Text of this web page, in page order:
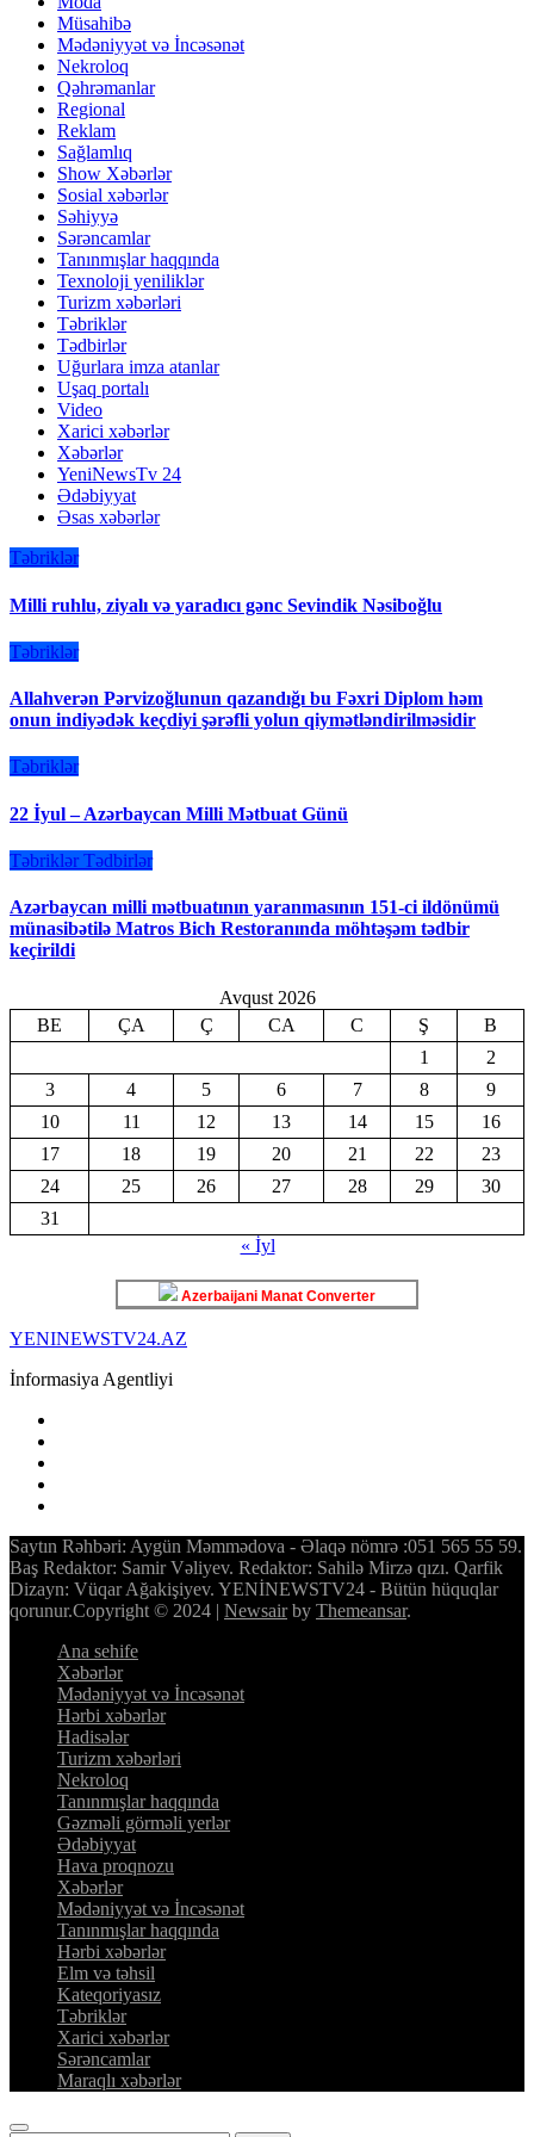
Müsahibə
Mədəniyyət və İncəsənət
Nekroloq
Qəhrəmanlar
Regional
Reklam
Sağlamlıq
Show Xəbərlər
Sosial xəbərlər
Səhiyyə
Sərəncamlar
Tanınmışlar haqqında
Texnoloji yeniliklər
Turizm xəbərləri
Təbriklər
Tədbirlər
Uğurlara imza atanlar
Uşaq portalı
Video
Xarici xəbərlər
Xəbərlər
YeniNewsTv 24
Ədəbiyyat
Əsas xəbərlər
Təbriklər
Milli ruhlu, ziyalı və yaradıcı gənc Sevindik Nəsiboğlu
Təbriklər
Allahverən Pərvizoğlunun qazandığı bu Fəxri Diplom həm
onun indiyədək keçdiyi şərəfli yolun qiymətləndirilməsidir
Təbriklər
22 İyul – Azərbaycan Milli Mətbuat Günü
Təbriklər Tədbirlər
Azərbaycan milli mətbuatının yaranmasının 151-ci ildönümü
münasibətilə Matros Bich Restoranında möhtəşəm tədbir
keçirildi
Avqust 2026
BE
ÇA Ç CA C Ş
B
1
2
3
4 5 6 7 8
9
10
11 12 13 14 15
16
17
18 19 20 21 22
23
24
25 26 27 28 29
30
31
« İyl
Azerbaijani Manat Converter
YENINEWSTV24.AZ
İnformasiya Agentliyi
Saytın Rəhbəri: Aygün Məmmədova - Əlaqə nömrə :051 565 55 59.
Baş Redaktor: Samir Vəliyev. Redaktor: Sahilə Mirzə qızı. Qarfik
Dizayn: Vüqar Ağakişiyev. YENİNEWSTV24 - Bütün hüquqlar
qorunur.Copyright © 2024 | Newsairby Themeansar.
Ana sehife
Xəbərlər
Mədəniyyət və İncəsənət
Hərbi xəbərlər
Hadisələr
Turizm xəbərləri
Nekroloq
Tanınmışlar haqqında
Gəzməli görməli yerlər
Ədəbiyyat
Hava proqnozu
Xəbərlər
Mədəniyyət və İncəsənət
Tanınmışlar haqqında
Hərbi xəbərlər
Elm və təhsil
Kateqoriyasız
Təbriklər
Xarici xəbərlər
Sərəncamlar
Maraqlı xəbərlər